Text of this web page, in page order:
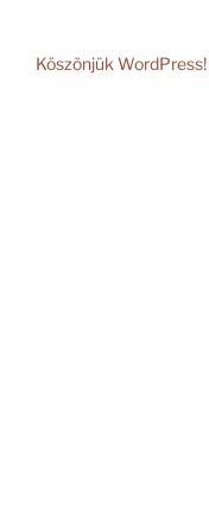
Köszönjük WordPress!